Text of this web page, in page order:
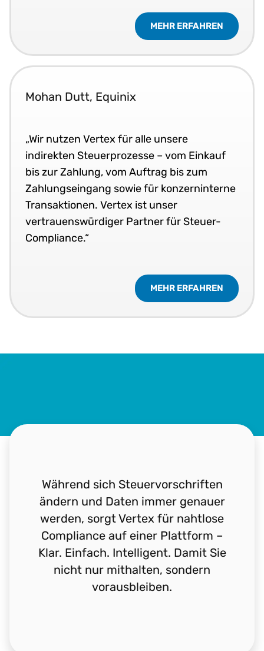
MEHR ERFAHREN
Mohan Dutt, Equinix
„Wir nutzen Vertex für alle unsere
indirekten Steuerprozesse – vom Einkauf
bis zur Zahlung, vom Auftrag bis zum
Zahlungseingang sowie für konzerninterne
Transaktionen. Vertex ist unser
vertrauenswürdiger Partner für Steuer-
Compliance.“
MEHR ERFAHREN
Während sich Steuervorschriften
ändern und Daten immer genauer
werden, sorgt Vertex für nahtlose
Compliance auf einer Plattform –
Klar. Einfach. Intelligent. Damit Sie
nicht nur mithalten, sondern
vorausbleiben.